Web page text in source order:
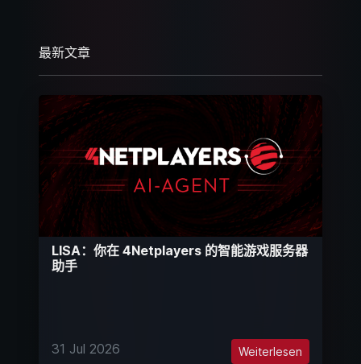
最新文章
LISA：你在 4Netplayers 的智能游戏服务器
助手
31 Jul 2026 Weiterlesen